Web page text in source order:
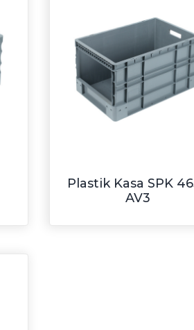
Plastik Kasa SPK
AV3